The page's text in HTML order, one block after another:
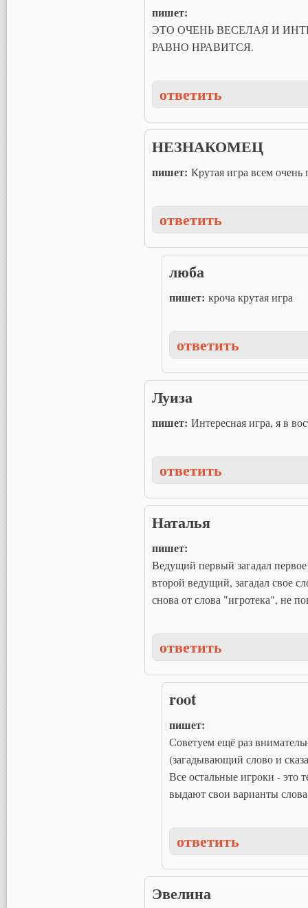
пишет:
ЭТО ОЧЕНЬ ВЕСЕЛАЯ И
РАВНО НРАВИТСЯ.
ответить
НЕЗНАКОМЕЦ
пишет: Крутая игра всем очень
ответить
люба
пишет: кроча крутая игра
ответить
Луиза
пишет: Интересная игра, я в
ответить
Наталья
пишет:
Ведущий первый загадал
второй ведущий, загадал свое
снова от слова "игротека", не
ответить
root
пишет:
Советуем ещё раз
(загадывающий слово и
Все остальные игроки - это
выдают свои варианты
ответить
Эвелина